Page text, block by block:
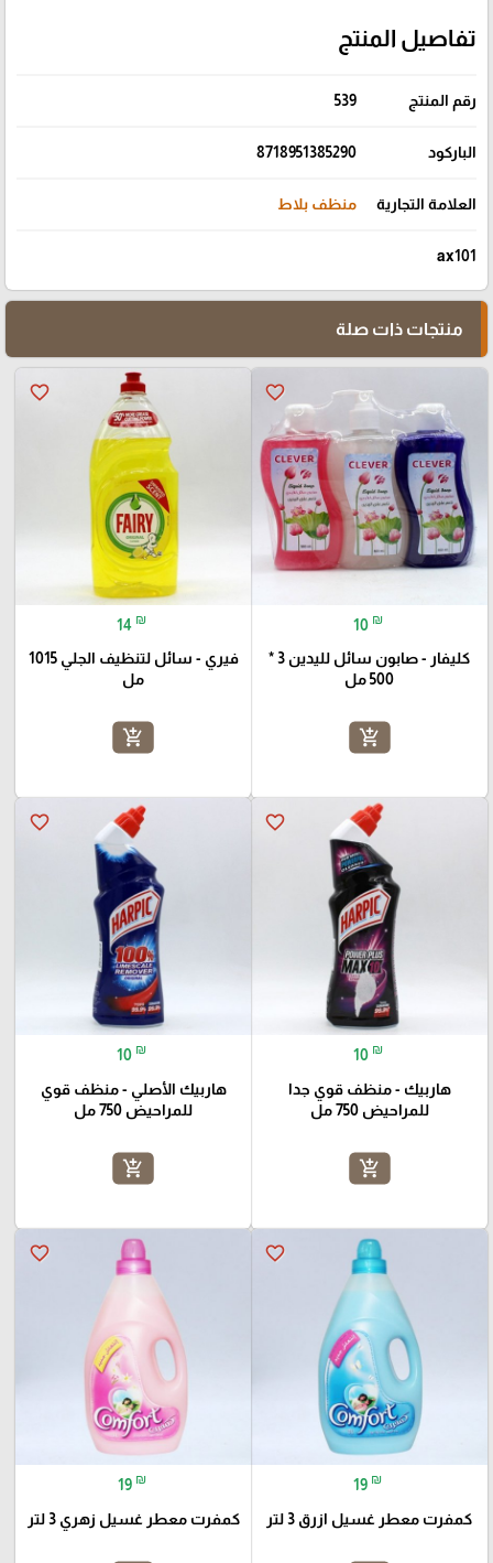
تفاصيل المنتج
رقم المنتج 539
الباركود 8718951385290
العلامة التجارية منظف ​​بلاط
ax101
منتجات ذات صلة
favorite_border
10 ₪
كليفار - صابون سائل لليدين 3 *
500 مل
add_shopping_cart
favorite_border
14 ₪
فيري - سائل لتنظيف الجلي 1015
مل
add_shopping_cart
favorite_border
10 ₪
هاربيك - منظف قوي جدا
للمراحيض 750 مل
add_shopping_cart
favorite_border
10 ₪
هاربيك الأصلي - منظف قوي
للمراحيض 750 مل
add_shopping_cart
favorite_border
19 ₪
كمفرت معطر غسيل ازرق 3 لتر
favorite_border
19 ₪
كمفرت معطر غسيل زهري 3 لتر